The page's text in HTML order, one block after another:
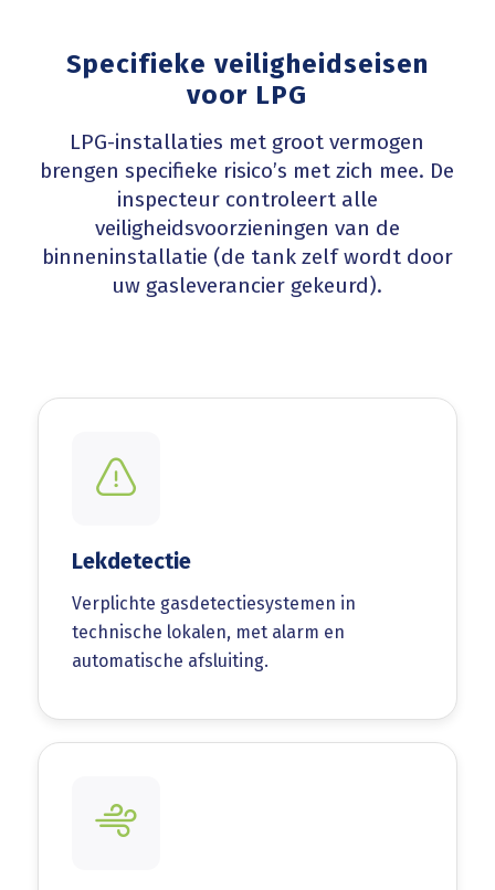
Specifieke veiligheidseisen
voor LPG
LPG-installaties met groot vermogen
brengen specifieke risico’s met zich mee. De
inspecteur controleert alle
veiligheidsvoorzieningen van de
binneninstallatie (de tank zelf wordt door
uw gasleverancier gekeurd).
Lekdetectie
Verplichte gasdetectiesystemen in
technische lokalen, met alarm en
automatische afsluiting.